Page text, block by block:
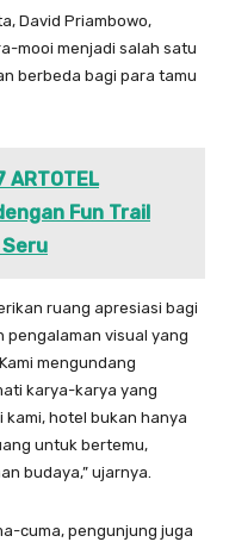
David Priambowo,
mooi menjadi salah satu
berbeda bagi para tamu
Fun Trail
ruang apresiasi bagi
pengalaman visual yang
mengundang
karya-karya yang
hotel bukan hanya
untuk bertemu,
budaya,” ujarnya.
cuma, pengunjung juga